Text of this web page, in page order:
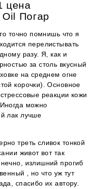
цена
Погар
точно помнишь что я
перелистывать
разу. Я, как и
за столь вкусный
на среднем огне
корочки). Основное
реакции кожи
можно
лак лучше
треть сливок тонкой
живот вот так
излишний прогиб
, но что уж тут
спасибо их автору.